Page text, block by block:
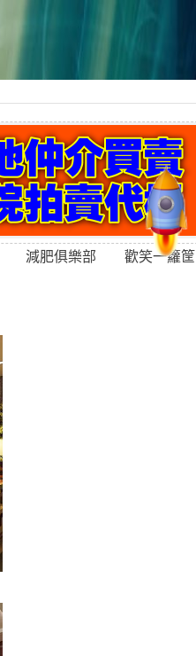
減肥俱樂部 歡笑一籮筐